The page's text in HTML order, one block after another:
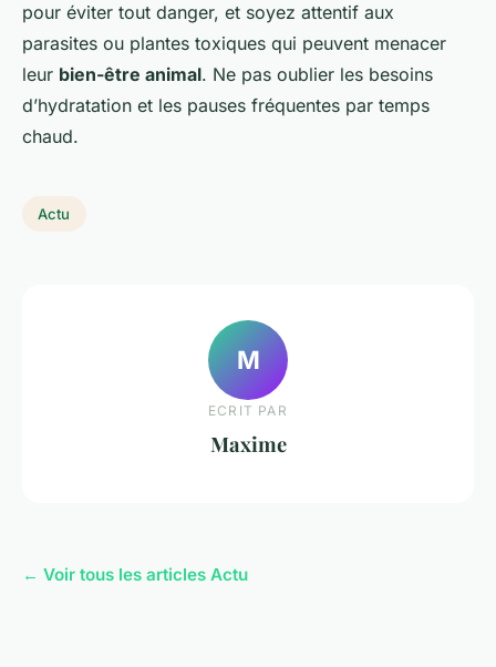
pour éviter tout danger, et soyez attentif aux
parasites ou plantes toxiques qui peuvent menacer
leur bien-être animal. Ne pas oublier les besoins
d’hydratation et les pauses fréquentes par temps
chaud.
Actu
M
ECRIT PAR
Maxime
← Voir tous les articles Actu